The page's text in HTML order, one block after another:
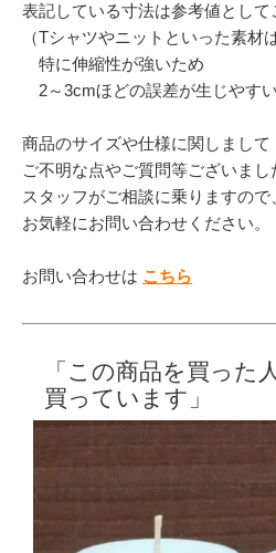
表記している寸法は参考値として
（Tシャツやニットといった素材
特に伸縮性が強いため
2～3cmほどの誤差が生じやすい
商品のサイズや仕様に関しまして
ご不明な点やご質問等ございまし
スタッフがご相談に乗りますので
お気軽にお問い合わせください。
お問い合わせは こちら
「この商品を買った
買っています」